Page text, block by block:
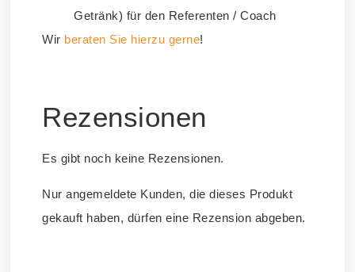
Getränk) für den Referenten / Coach
Wir beraten Sie hierzu gerne!
Rezensionen
Es gibt noch keine Rezensionen.
Nur angemeldete Kunden, die dieses Produkt
gekauft haben, dürfen eine Rezension abgeben.